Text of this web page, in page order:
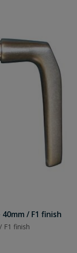
/ F1 finish
F1 finish